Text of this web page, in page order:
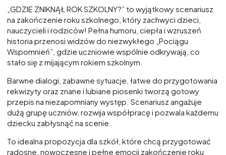
„GDZIE ZNIKNĄŁ ROK SZKOLNY?” to wyjątkowy scenariusz
na zakończenie roku szkolnego, który zachwyci dzieci,
nauczycieli i rodziców! Pełna humoru, ciepła i wzruszeń
historia przenosi widzów do niezwykłego „Pociągu
Wspomnień”, gdzie uczniowie wspólnie odkrywają, co
stało się z mijającym rokiem szkolnym.
Barwne dialogi, zabawne sytuacje, łatwe do przygotowania
rekwizyty oraz znane i lubiane piosenki tworzą gotowy
przepis na niezapomniany występ. Scenariusz angażuje
dużą grupę uczniów, rozwija współpracę i pozwala każdemu
dziecku zabłysnąć na scenie.
To idealna propozycja dla szkół, które chcą przygotować
radosne, nowoczesne i pełne emocji zakończenie roku